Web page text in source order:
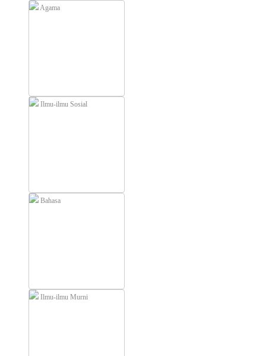
Agama
Ilmu-ilmu Sosial
Bahasa
Ilmu-ilmu Murni